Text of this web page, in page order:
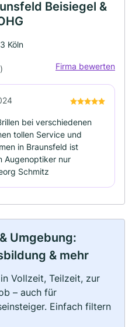
Beisiegel &
Köln
Firma bewerten
bei verschiedenen
tollen Service und
in Braunsfeld ist
Augenoptiker nur
Schmitz
Umgebung:
& mehr
Vollzeit, Teilzeit, zur
– auch für
Einfach filtern